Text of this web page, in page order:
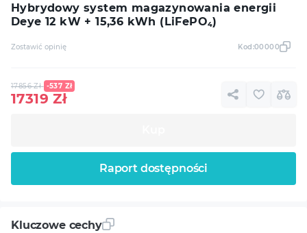
Hybrydowy system magazynowania energii
Deye 12 kW + 15,36 kWh (LiFePO₄)
Zostawić opinię Kod:00000
17856Zł -537 Zł
17319Zł
Raport dostępności
Kluczowe cechy